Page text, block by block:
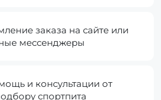
заказа на сайте или
мессенджеры
и консультации от
спортпита